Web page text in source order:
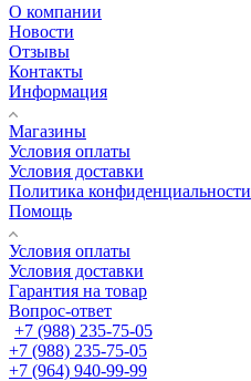
О компании
Новости
Отзывы
Контакты
Информация
Магазины
Условия оплаты
Условия доставки
Политика конфиденциальности
Помощь
Условия оплаты
Условия доставки
Гарантия на товар
Вопрос-ответ
+7 (988) 235-75-05
+7 (988) 235-75-05
+7 (964) 940-99-99